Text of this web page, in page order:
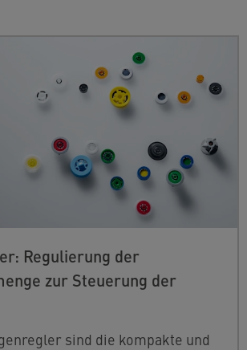
Regulierung der
zur Steuerung der
sind die kompakte und